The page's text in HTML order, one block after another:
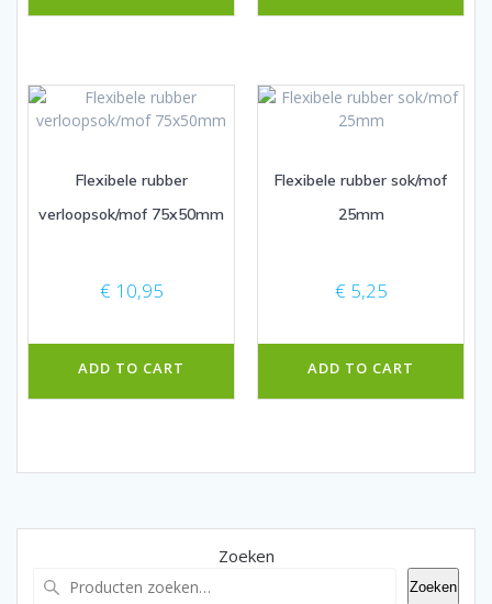
Flexibele rubber
verloopsok/mof 75x50mm
€ 10,95
ADD TO CART
Flexibele rubber sok/mof
25mm
€ 5,25
ADD TO CART
Zoeken
Zoeken